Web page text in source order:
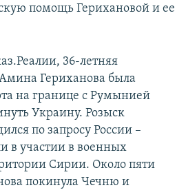
помощь Герихановой и ее
36-летняя
Гериханова была
на границе с Румынией
Украину. Розыск
по запросу России –
в участии в военных
Сирии. Около пяти
покинула Чечню и